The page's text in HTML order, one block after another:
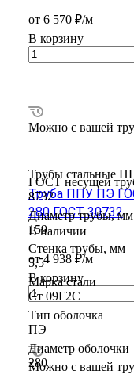
ГОСТ несущей
8732
Диаметр трубы, мм
159
Стенка трубы, мм
5,5
Марка стали
Ст 09Г2С
Тип оболочка
ПЭ
Диаметр оболочки
280
от 6 570 ₽/м
В корзину
Можно с вашей
Трубы стальные
Труба ППУ ПЭ
280 ГОСТ 30732
В наличии
от 4 938 ₽/м
В корзину
Можно с вашей